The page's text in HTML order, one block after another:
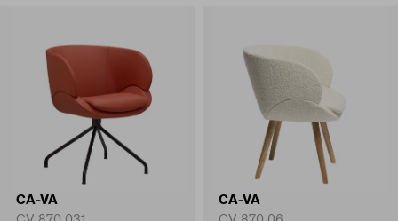
CA-VA
CA-VA